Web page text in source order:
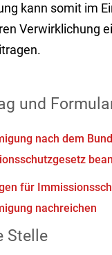
kann somit im
Verwirklichung
und
nach dem
für
nachreichen
Stelle